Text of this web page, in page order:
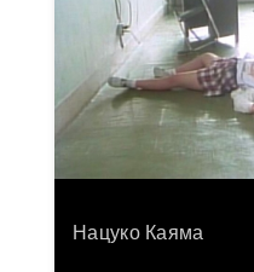
Нацуко Каяма